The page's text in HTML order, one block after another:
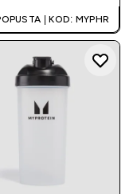
| KOD: MYPHR